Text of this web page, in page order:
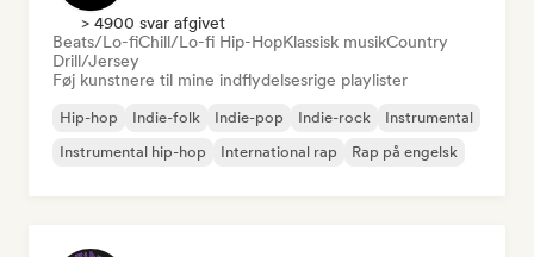
> 4900 svar afgivet
Beats/Lo-fiChill/Lo-fi Hip-HopKlassisk musikCountry
Drill/Jersey
Føj kunstnere til mine indflydelsesrige playlister
Hip-hop Indie-folk Indie-pop Indie-rock
Instrumental
Instrumental hip-hop
International rap Rap på engelsk